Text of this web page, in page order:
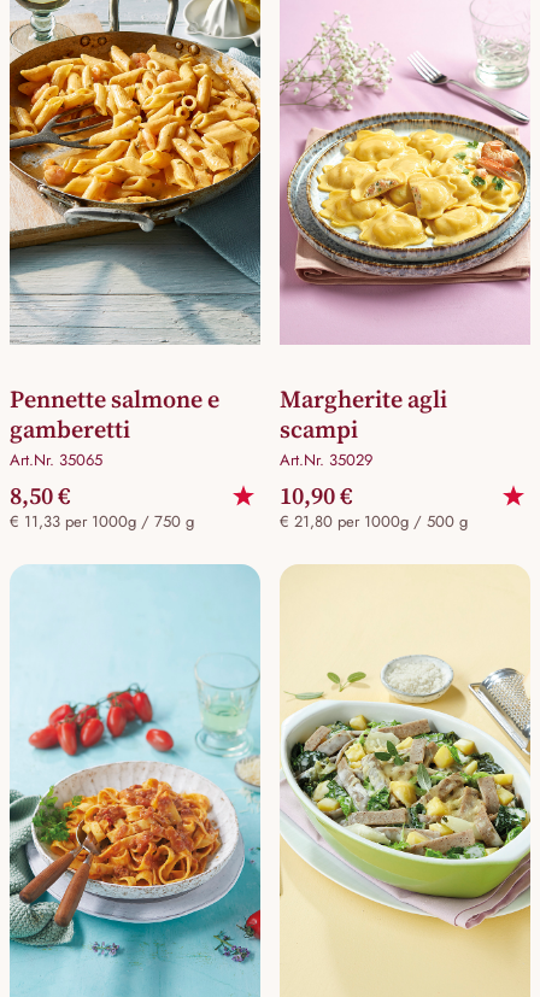
Pennette salmone e
gamberetti
Art.Nr. 35065
8,50 €
€ 11,33 per 1000g / 750 g
Margherite agli
scampi
Art.Nr. 35029
10,90 €
€ 21,80 per 1000g / 500 g